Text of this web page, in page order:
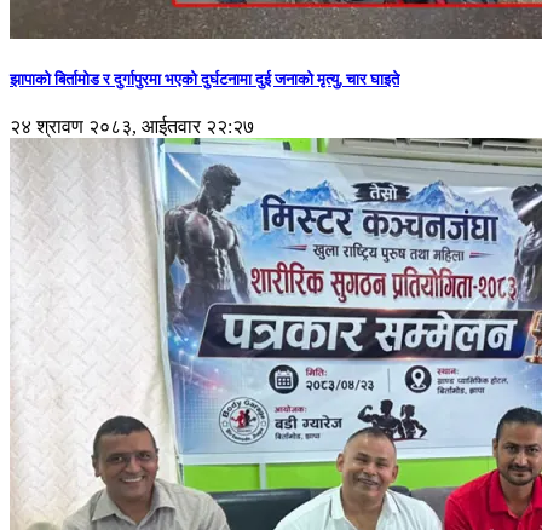
झापाको बिर्तामोड र दुर्गापुरमा भएको दुर्घटनामा दुई जनाको मृत्यु, चार घाइते
२४ श्रावण २०८३, आईतवार २२:२७